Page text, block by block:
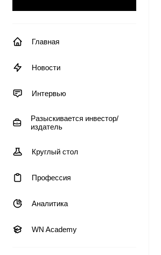
Главная
Новости
Интервью
Разыскивается инвестор/
издатель
Круглый стол
Профессия
Аналитика
WN Academy